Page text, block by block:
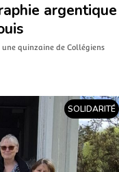
argentique
quinzaine de Collégiens
SOLIDARITÉ